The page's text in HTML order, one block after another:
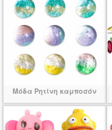
Μόδα Ρητίνη καμποσόν